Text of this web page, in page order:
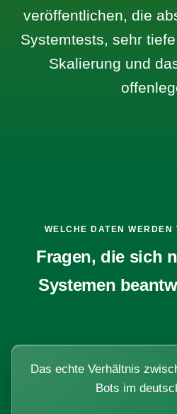
veröffentlichen, die
Systemtests, sehr
Skalierung und
WELCHE DATEN WERDEN
Fragen, die sich
Systemen
Das echte Verhältnis
Bots im